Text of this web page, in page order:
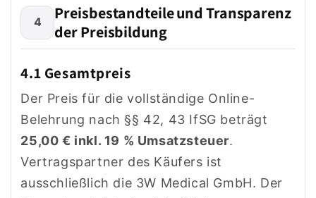
4
Preisbestandteile und Transparenz
der Preisbildung
4.1 Gesamtpreis
Der Preis für die vollständige Online-
Belehrung nach §§ 42, 43 IfSG beträgt
25,00 € inkl. 19 % Umsatzsteuer.
Vertragspartner des Käufers ist
ausschließlich die 3W Medical GmbH. Der